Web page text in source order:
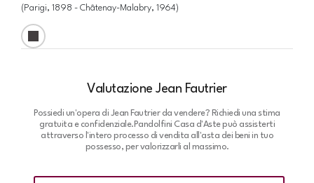
(Parigi, 1898 - Châtenay-Malabry, 1964)
Valutazione Jean Fautrier
Possiedi un'opera di Jean Fautrier da vendere? Richiedi una stima
gratuita e confidenziale. Pandolfini Casa d'Aste può assisterti
attraverso l'intero processo di vendita all'asta dei beni in tuo
possesso, per valorizzarli al massimo.